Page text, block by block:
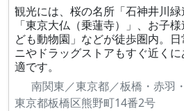
観光には、桜の名所「石神井川
「東京大仏（乗蓮寺）」、お子
ども動物園」などが徒歩圏内。
ニやドラッグストアもすぐ近く
適です。
南関東／東京都／板橋・赤羽
東京都板橋区熊野町14番2号